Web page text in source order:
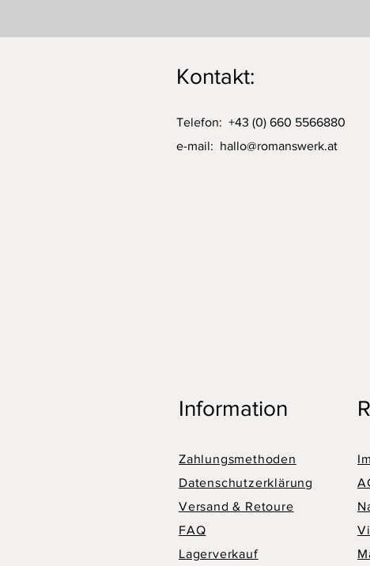
Kontakt:
Telefon: +43 (0) 660 5566880
e-mail: hallo@romanswerk.at
Information
Zahlungsmethoden
Datenschutzerklärung
Versand & Retoure
FAQ
Lagerverkauf